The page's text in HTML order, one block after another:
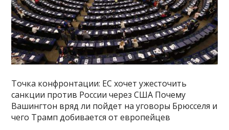
Точка конфронтации: ЕС хочет ужесточить
санкции против России через США Почему
Вашингтон вряд ли пойдет на уговоры Брюсселя и
чего Трамп добивается от европейцев